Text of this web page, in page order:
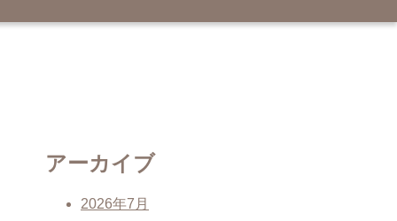
アーカイブ
2026年7月